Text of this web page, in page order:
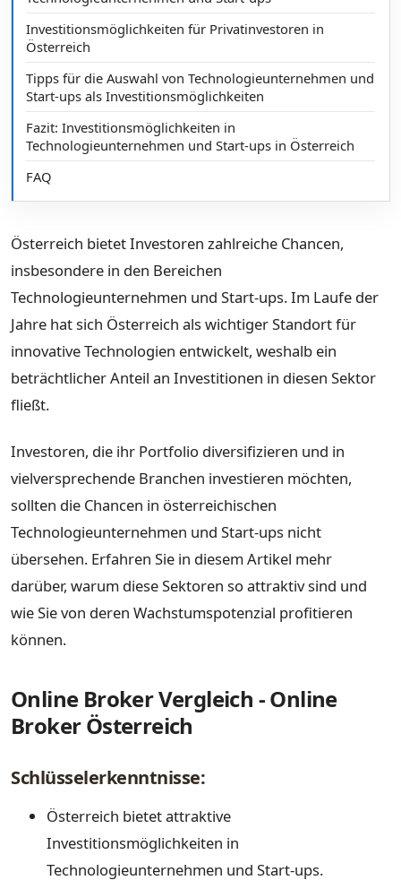
Investitionsmöglichkeiten für Privatinvestoren in
Österreich
Tipps für die Auswahl von Technologieunternehmen und
Start-ups als Investitionsmöglichkeiten
Fazit: Investitionsmöglichkeiten in
Technologieunternehmen und Start-ups in Österreich
FAQ
Österreich bietet Investoren zahlreiche Chancen,
insbesondere in den Bereichen
Technologieunternehmen und Start-ups. Im Laufe der
Jahre hat sich Österreich als wichtiger Standort für
innovative Technologien entwickelt, weshalb ein
beträchtlicher Anteil an Investitionen in diesen Sektor
fließt.
Investoren, die ihr Portfolio diversifizieren und in
vielversprechende Branchen investieren möchten,
sollten die Chancen in österreichischen
Technologieunternehmen und Start-ups nicht
übersehen. Erfahren Sie in diesem Artikel mehr
darüber, warum diese Sektoren so attraktiv sind und
wie Sie von deren Wachstumspotenzial profitieren
können.
Online Broker Vergleich - Online
Broker Österreich
Schlüsselerkenntnisse:
Österreich bietet attraktive
Investitionsmöglichkeiten in
Technologieunternehmen und Start-ups.